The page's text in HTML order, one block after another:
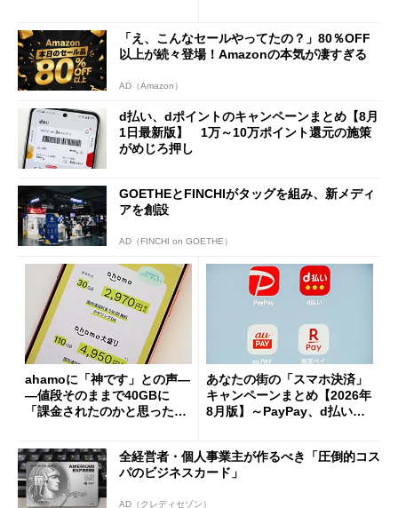
「え、こんなセールやってたの？」80％OFF
以上が続々登場！Amazonの本気が凄すぎる
AD（Amazon）
d払い、dポイントのキャンペーンまとめ【8月
1日最新版】 1万～10万ポイント還元の施策
がめじろ押し
GOETHEとFINCHIがタッグを組み、新メディ
アを創設
AD（FINCHI on GOETHE）
ahamoに「神です」との声―
―値段そのままで40GBに
「課金されたのかと思った」
あなたの街の「スマホ決済」
キャンペーンまとめ【2026年
8月版】～PayPay、d払い、a
全経営者・個人事業主が作るべき「圧倒的コス
パのビジネスカード」
AD（クレディセゾン）